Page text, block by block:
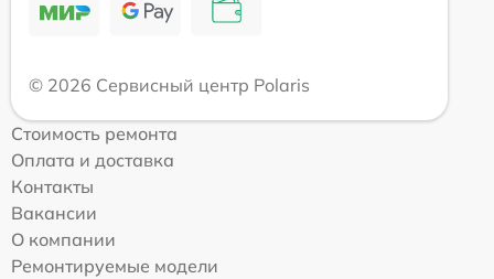
© 2026 Сервисный центр Polaris
Стоимость ремонта
Оплата и доставка
Контакты
Вакансии
О компании
Ремонтируемые модели